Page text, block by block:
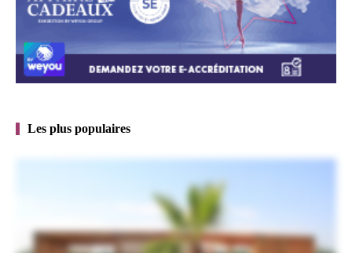
Les plus populaires